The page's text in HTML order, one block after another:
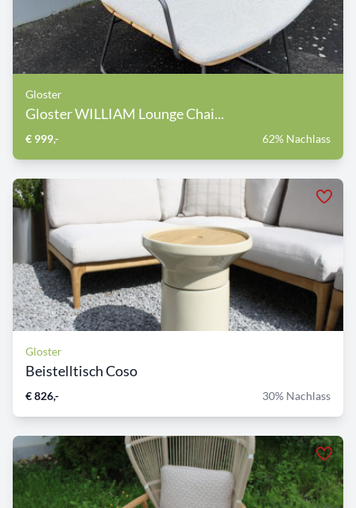
Gloster
Gloster WILLIAM Lounge Chai...
€ 999,- 62% Nachlass
Gloster
Beistelltisch Coso
€ 826,- 30% Nachlass